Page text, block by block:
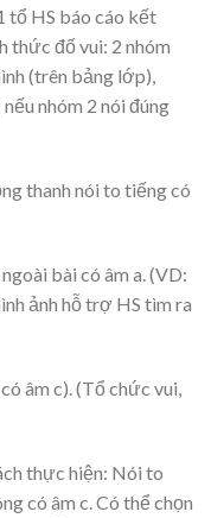
tổ HS báo cáo kết
thức đố vui: 2 nhóm
(trên bảng lớp),
nhóm 2 nói đúng
thanh nói to tiếng có
bài có âm a. (VD:
ảnh hỗ trợ HS tìm ra
âm c). (Tổ chức vui,
thực hiện: Nói to
có âm c. Có thể chọn